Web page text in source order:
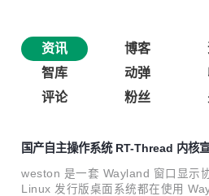
资讯 博客
智库
动弹
评论
粉丝
国产自主操作系统 RT-Thread 内核
weston 是一套 Wayland 窗口显示
Linux 发行版桌面系统都在使用